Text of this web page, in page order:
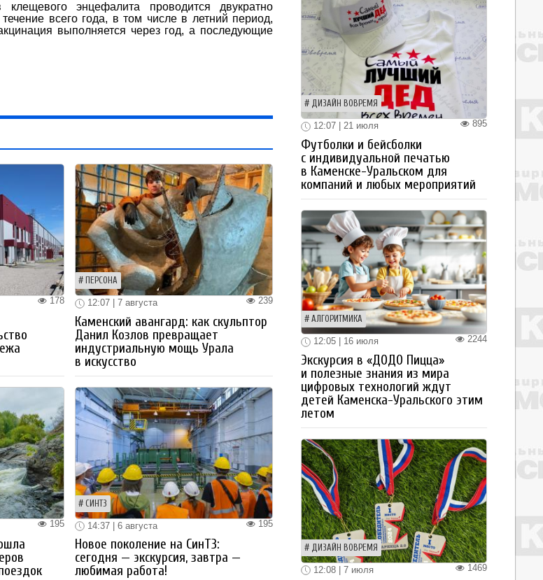
энцефалита проводится двукратно
всего года, в том числе в летний период,
выполняется через год, а последующие
178
ПЕРСОНА
239
12:07 | 7 августа
Каменский авангард: как скульптор
Данил Козлов превращает
индустриальную мощь Урала
в искусство
195
СИНТЗ
195
14:37 | 6 августа
Новое поколение на СинТЗ:
сегодня — экскурсия, завтра —
любимая работа!
ДИЗАЙН ВОВРЕМЯ
895
12:07 | 21 июля
Футболки и бейсболки
с индивидуальной печатью
в Каменске-Уральском для
компаний и любых мероприятий
АЛГОРИТМИКА
2244
12:05 | 16 июля
Экскурсия в «ДОДО Пицца»
и полезные знания из мира
цифровых технологий ждут
детей Каменска-Уральского этим
летом
ДИЗАЙН ВОВРЕМЯ
1469
12:08 | 7 июля